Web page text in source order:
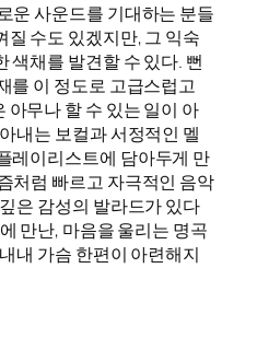
운 사운드를 기대하는 분들
수도 있겠지만, 그 익숙
색채를 발견할 수 있다. 뻔
를 이 정도로 고급스럽고
무나 할 수 있는 일이 아
내는 보컬과 서정적인 멜
레이리스트에 담아두게 만
처럼 빠르고 자극적인 음악
은 감성의 발라드가 있다
만난, 마음을 울리는 명곡
내 가슴 한편이 아련해지